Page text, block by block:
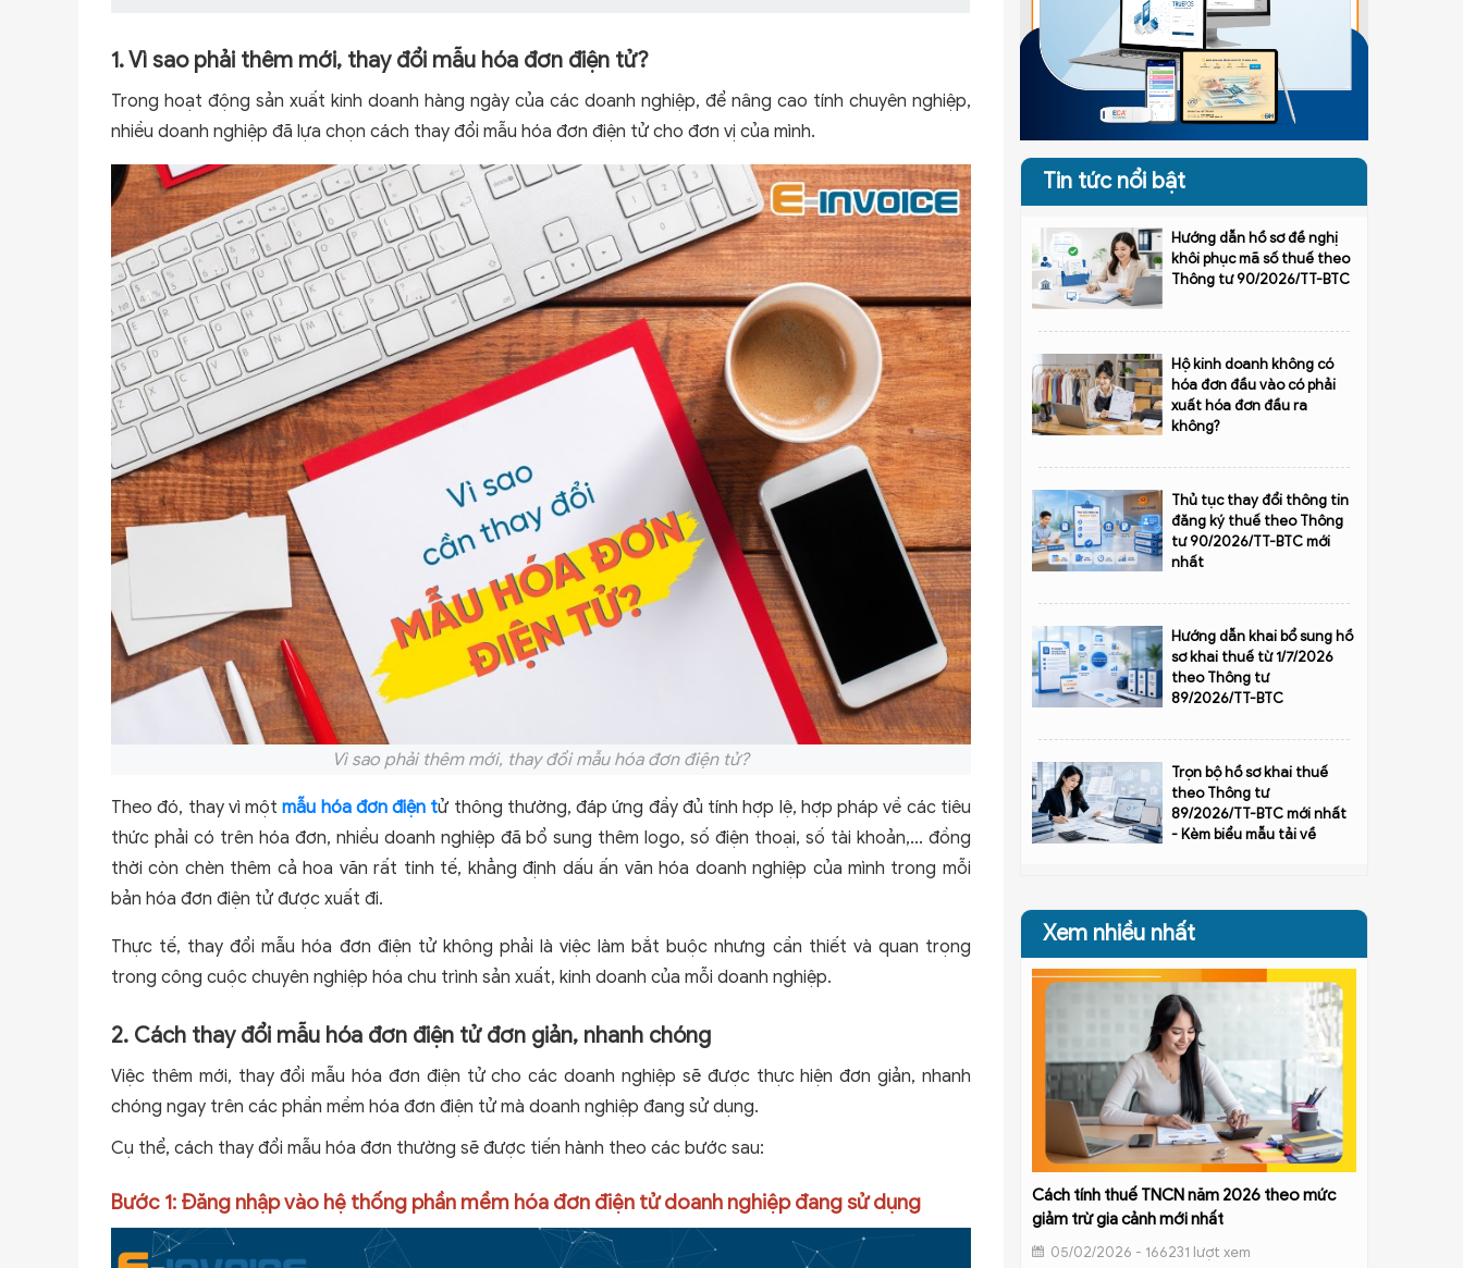
1. Vì sao phải thêm mới, thay đổi mẫu hóa đơn điện tử?
Trong hoạt động sản xuất kinh doanh hàng ngày của các doanh nghiệp, để nâng cao tính chuyên nghiệp,
nhiều doanh nghiệp đã lựa chọn cách thay đổi mẫu hóa đơn điện tử cho đơn vị của mình.
Vì sao phải thêm mới, thay đổi mẫu hóa đơn điện tử?
Theo đó, thay vì mộtmẫu hóa đơn điện tử thông thường, đáp ứng đầy đủ tính hợp lệ, hợp pháp về các tiêu
thức phải có trên hóa đơn, nhiều doanh nghiệp đã bổ sung thêm logo, số điện thoại, số tài khoản,... đồng
thời còn chèn thêm cả hoa văn rất tinh tế, khẳng định dấu ấn văn hóa doanh nghiệp của mình trong mỗi
bản hóa đơn điện tử được xuất đi.
Thực tế, thay đổi mẫu hóa đơn điện tử không phải là việc làm bắt buộc nhưng cần thiết và quan trọng
trong công cuộc chuyên nghiệp hóa chu trình sản xuất, kinh doanh của mỗi doanh nghiệp.
2. Cách thay đổi mẫu hóa đơn điện tử đơn giản, nhanh chóng
Việc thêm mới, thay đổi mẫu hóa đơn điện tử cho các doanh nghiệp sẽ được thực hiện đơn giản, nhanh
chóng ngay trên các phần mềm hóa đơn điện tử mà doanh nghiệp đang sử dụng.
Cụ thể, cách thay đổi mẫu hóa đơn thường sẽ được tiến hành theo các bước sau:
Bước 1: Đăng nhập vào hệ thống phần mềm hóa đơn điện tử doanh nghiệp đang sử dụng
Tin tức nổi bật
Hướng dẫn hồ sơ đề nghị
khôi phục mã số thuế theo
Thông tư 90/2026/TT-BTC
Hộ kinh doanh không có
hóa đơn đầu vào có phải
xuất hóa đơn đầu ra
không?
Thủ tục thay đổi thông tin
đăng ký thuế theo Thông
tư 90/2026/TT-BTC mới
nhất
Hướng dẫn khai bổ sung hồ
sơ khai thuế từ 1/7/2026
theo Thông tư
89/2026/TT-BTC
Trọn bộ hồ sơ khai thuế
theo Thông tư
89/2026/TT-BTC mới nhất
- Kèm biểu mẫu tải về
Xem nhiều nhất
Cách tính thuế TNCN năm 2026 theo mức
giảm trừ gia cảnh mới nhất
05/02/2026 - 166231 lượt xem